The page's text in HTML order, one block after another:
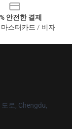
안전한 결제
스터카드 / 비자
로, Chengdu,